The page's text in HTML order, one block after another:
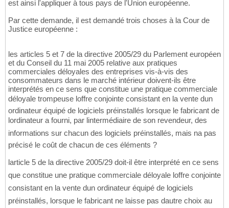
est ainsi l'appliquer à tous pays de l'Union européenne.
Par cette demande, il est demandé trois choses à la Cour de
Justice européenne :
les articles 5 et 7 de la directive 2005/29 du Parlement européen
et du Conseil du 11 mai 2005 relative aux pratiques
commerciales déloyales des entreprises vis-à-vis des
consommateurs dans le marché intérieur doivent-ils être
interprétés en ce sens que constitue une pratique commerciale
déloyale trompeuse loffre conjointe consistant en la vente dun
ordinateur équipé de logiciels préinstallés lorsque le fabricant de
lordinateur a fourni, par lintermédiaire de son revendeur, des
informations sur chacun des logiciels préinstallés, mais na pas
précisé le coût de chacun de ces éléments ?
larticle 5 de la directive 2005/29 doit-il être interprété en ce sens
que constitue une pratique commerciale déloyale loffre conjointe
consistant en la vente dun ordinateur équipé de logiciels
préinstallés, lorsque le fabricant ne laisse pas dautre choix au